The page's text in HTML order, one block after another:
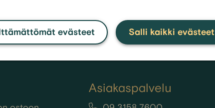
evästeet Salli kaikki evästeet
Asiakaspalvelu